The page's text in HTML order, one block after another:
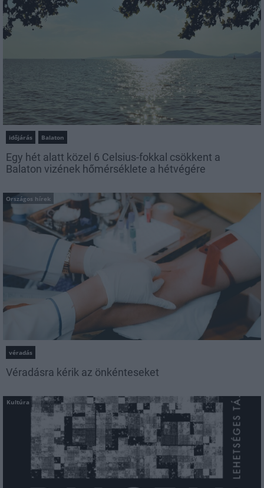
időjárás Balaton
Egy hét alatt közel 6 Celsius-fokkal csökkent a
Balaton vizének hőmérséklete a hétvégére
Országos hírek
véradás
Véradásra kérik az önkénteseket
Kultúra